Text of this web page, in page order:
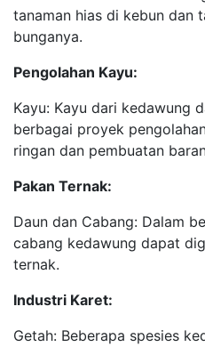
tanaman hias di kebun dan
bunganya.
Pengolahan Kayu:
Kayu: Kayu dari kedawung
berbagai proyek
ringan dan pembuatan
Pakan Ternak:
Daun dan Cabang: Dalam
cabang kedawung dapat
ternak.
Industri Karet:
Getah: Beberapa spesies